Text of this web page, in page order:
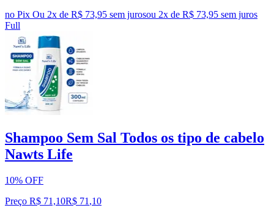
no Pix Ou 2x de R$ 73,95 sem jurosou 2x de R$ 73,95 sem juros
Full
Shampoo Sem Sal Todos os tipo de cabelo
Nawts Life
10% OFF
Preço R$ 71,10R$ 71 ,10